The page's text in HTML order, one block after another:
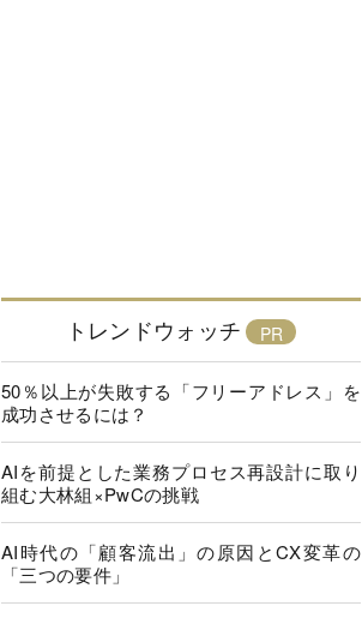
トレンドウォッチ
50％以上が失敗する「フリーアドレス」を
成功させるには？
AIを前提とした業務プロセス再設計に取り
組む大林組×PwCの挑戦
AI時代の「顧客流出」の原因とCX変革の
「三つの要件」